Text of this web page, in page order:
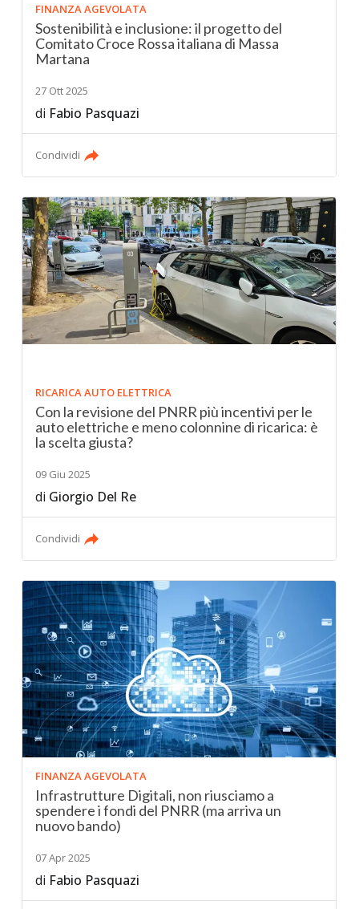
FINANZA AGEVOLATA
Sostenibilità e inclusione: il progetto del
Comitato Croce Rossa italiana di Massa
Martana
27 Ott 2025
di Fabio Pasquazi
Condividi
RICARICA AUTO ELETTRICA
Con la revisione del PNRR più incentivi per le
auto elettriche e meno colonnine di ricarica: è
la scelta giusta?
09 Giu 2025
di Giorgio Del Re
Condividi
FINANZA AGEVOLATA
Infrastrutture Digitali, non riusciamo a
spendere i fondi del PNRR (ma arriva un
nuovo bando)
07 Apr 2025
di Fabio Pasquazi